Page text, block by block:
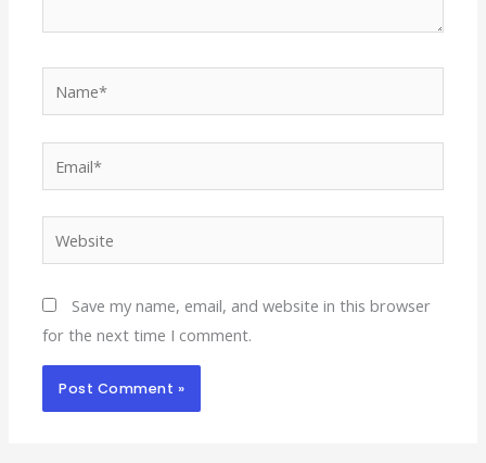
Website
Save my name, email, and website in this browser
for the next time I comment.